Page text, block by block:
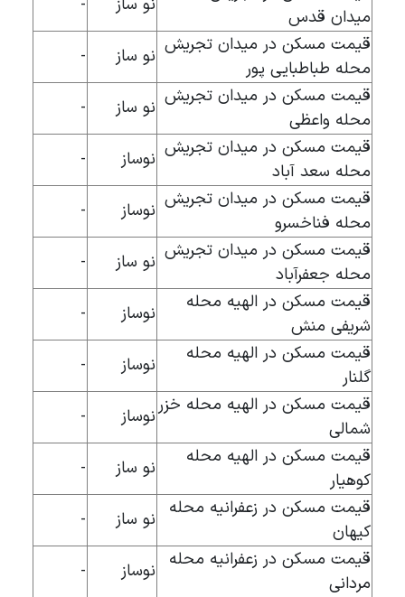
میدان قدس
قیمت مسکن در میدان تجریش
محله طباطبایی پور
نو ساز
-
قیمت مسکن در میدان تجریش
محله واعظی
نو ساز
-
قیمت مسکن در میدان تجریش
محله سعد آباد
نوساز
-
قیمت مسکن در میدان تجریش
محله فناخسرو
نوساز
-
قیمت مسکن در میدان تجریش
محله جعفرآباد
نو ساز
-
قیمت مسکن در الهیه محله
شریفی منش
نوساز
-
قیمت مسکن در الهیه محله
گلنار
نوساز
-
قیمت مسکن در الهیه محله خزر
شمالی
نوساز
-
قیمت مسکن در الهیه محله
کوهیار
نو ساز
-
قیمت مسکن در زعفرانیه محله
کیهان
نو ساز
-
قیمت مسکن در زعفرانیه محله
مردانی
نوساز
-